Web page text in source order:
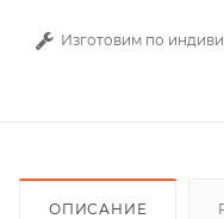
Изготовим по
ОПИСАНИЕ